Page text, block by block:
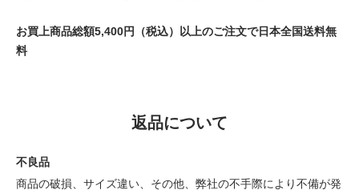
お買上商品総額5,400円（税込）以上のご注文で日本全国送料無
料
返品について
不良品
商品の破損、サイズ違い、その他、弊社の不手際により不備が発